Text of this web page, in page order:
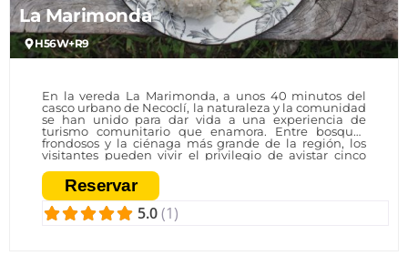
La Marimonda
H56W+R9
En la vereda La Marimonda, a unos 40 minutos del
casco urbano de Necoclí, la naturaleza y la comunidad
se han unido para dar vida a una experiencia de
turismo comunitario que enamora. Entre bosques
frondosos y la ciénaga más grande de la región, los
visitantes pueden vivir el privilegio de avistar cinco
compartir con la gente que protege este territorio. Un
proyecto que no solo abre las puertas a los turistas,
sino que fortalece la economía local y fomenta la
conservación de los ecosistemas.
Reservar
5.0(1)